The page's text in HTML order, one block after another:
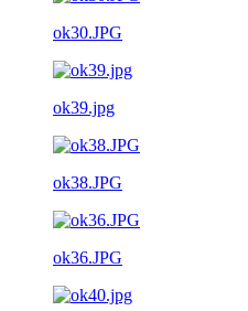
ok30.JPG
ok39.jpg
ok38.JPG
ok36.JPG